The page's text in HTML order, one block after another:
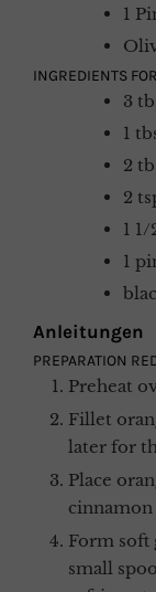
1
INGREDIENTS
3
1
2
2
1 1/
1
Anleitungen
PREPARATION
Preheat
Fillet oranges, saving the juice, we will need it
later for
Place orange fillets on a plate, sprinkle with
Form soft goat cheese into dumplings with 2
small